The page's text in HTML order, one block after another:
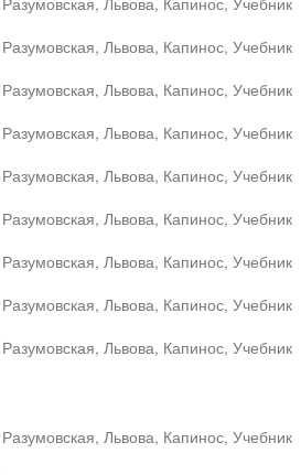
Разумовская, Львова, Капинос, Учебник
Разумовская, Львова, Капинос, Учебник
Разумовская, Львова, Капинос, Учебник
Разумовская, Львова, Капинос, Учебник
Разумовская, Львова, Капинос, Учебник
Разумовская, Львова, Капинос, Учебник
Разумовская, Львова, Капинос, Учебник
Разумовская, Львова, Капинос, Учебник
Разумовская, Львова, Капинос, Учебник